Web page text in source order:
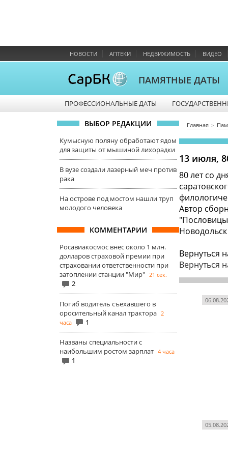
НОВОСТИ АПТЕКИ НЕДВИЖИМОСТЬ ВИДЕО
ПАМЯТНЫЕ ДАТЫ
ПРОФЕССИОНАЛЬНЫЕ ДАТЫ
ВЫБОР РЕДАКЦИИ
Кумысную поляну обработают ядом
для защиты от мышиной лихорадки
В вузе создали лазерный меч против
рака
На острове под мостом нашли труп
молодого человека
КОММЕНТАРИИ
Росавиакосмос внес около 1 млн.
долларов страховой премии при
страховании ответственности при
затоплении станции "Мир" 21 сек.
2
Погиб водитель съехавшего в
оросительный канал трактора 2
часа
1
Названы специальности с
наибольшим ростом зарплат 4 часа
1
Главная
13 июля,
80 лет со
Автор
Вернуться
Вернуться